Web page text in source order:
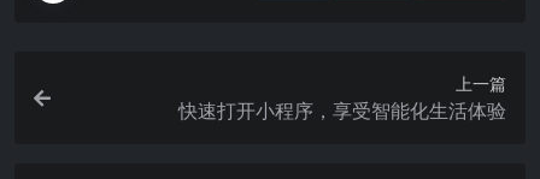
上一篇
快速打开小程序，享受智能化生活体验